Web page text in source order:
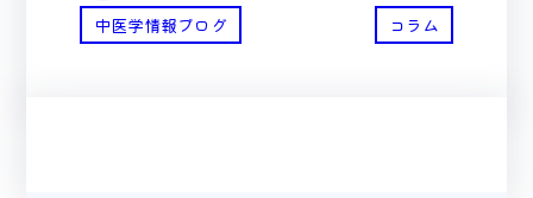
中医学情報ブログ コラム